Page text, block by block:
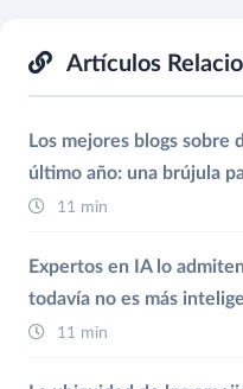
Artículos
Los mejores blogs sobre
último año: una brújula
11 min
Expertos en IA lo
todavía no es más
11 min